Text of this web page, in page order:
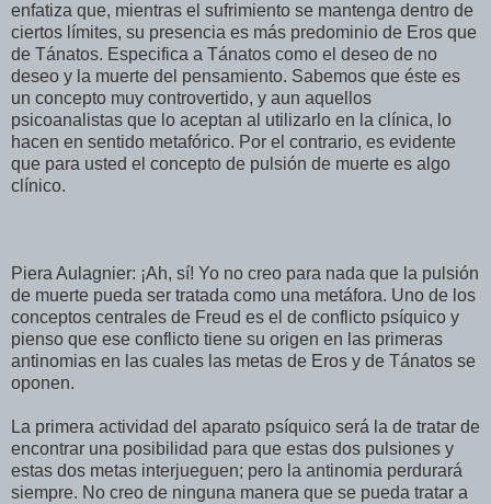
enfatiza que, mientras el sufrimiento se mantenga dentro de
ciertos límites, su presencia es más predominio de Eros que
de Tánatos. Especifica a Tánatos como el deseo de no
deseo y la muerte del pensamiento. Sabemos que éste es
un concepto muy controvertido, y aun aquellos
psicoanalistas que lo aceptan al utilizarlo en la clínica, lo
hacen en sentido metafórico. Por el contrario, es evidente
que para usted el concepto de pulsión de muerte es algo
clínico.
Piera Aulagnier: ¡Ah, sí! Yo no creo para nada que la pulsión
de muerte pueda ser tratada como una metáfora. Uno de los
conceptos centrales de Freud es el de conflicto psíquico y
pienso que ese conflicto tiene su origen en las primeras
antinomias en las cuales las metas de Eros y de Tánatos se
oponen.
La primera actividad del aparato psíquico será la de tratar de
encontrar una posibilidad para que estas dos pulsiones y
estas dos metas interjueguen; pero la antinomia perdurará
siempre. No creo de ninguna manera que se pueda tratar a